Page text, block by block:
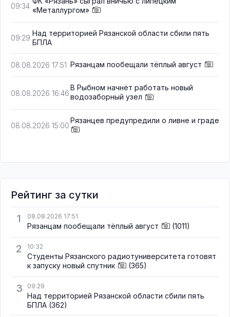
09:34 «Металлургом»
09:29
Над территорией Рязанской области сбили пять
БПЛА
08.08.2026 17:51 Рязанцам пообещали тёплый август
08.08.2026 16:46
В Рыбном начнёт работать новый
водозаборный узел
08.08.2026 15:00
Рязанцев предупредили о ливне и граде
Рейтинг за сутки
1
08.08.2026 17:51
Рязанцам пообещали тёплый август (1011)
2 10:32
Студенты Рязанского радиотуниверситета готовят
к запуску новый спутник
(365)
3 09:29
Над территорией Рязанской области сбили пять
БПЛА (362)